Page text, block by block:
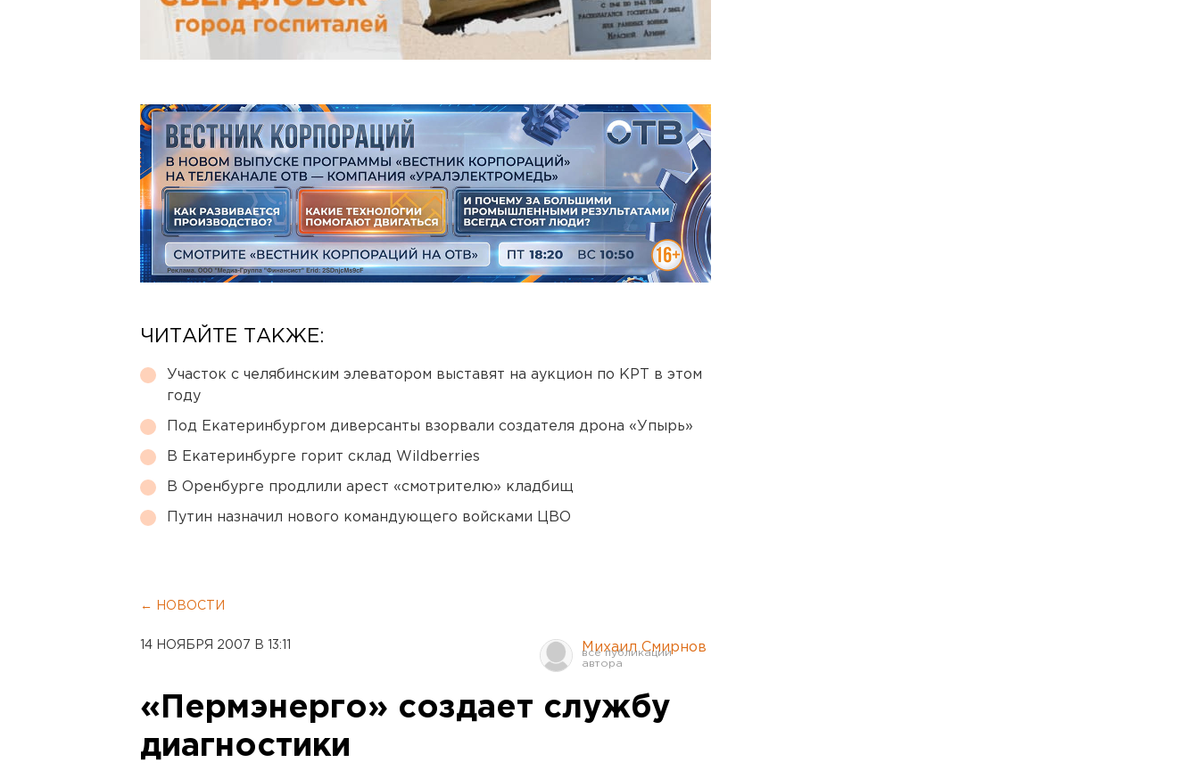
ЧИТАЙТЕ ТАКЖЕ:
Участок с челябинским элеватором выставят на аукцион по КРТ в этом
году
Под Екатеринбургом диверсанты взорвали создателя дрона «Упырь»
В Екатеринбурге горит склад Wildberries
В Оренбурге продлили арест «смотрителю» кладбищ
Путин назначил нового командующего войсками ЦВО
← НОВОСТИ
14 НОЯБРЯ 2007 В 13:11 Михаил Смирнов
«Пермэнерго» создает службу
диагностики